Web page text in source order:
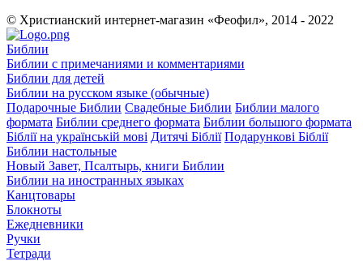
© Христианский интернет-магазин «Феофил», 2014 - 2022
Библии
Библии с примечаниями и комментариями
Библии для детей
Библии на русском языке (обычные)
Подарочные Библии Свадебные Библии Библии малого
формата Библии среднего формата Библии большого формата
Біблії на українській мові Дитячі Біблії Подарункові Біблії
Библии настольные
Новый Завет, Псалтырь, книги Библии
Библии на иностранных языках
Канцтовары
Блокноты
Ежедневники
Ручки
Тетради